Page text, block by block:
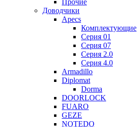
Прочие
Доводчики
Apecs
Комплектующие
Серия 01
Серия 07
Серия 2.0
Серия 4.0
Armadillo
Diplomat
Dorma
DOORLOCK
FUARO
GEZE
NOTEDO